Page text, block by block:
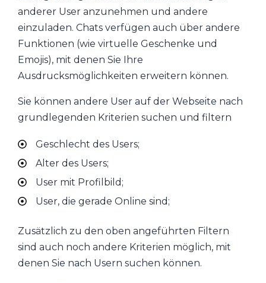
anderer User anzunehmen und andere
einzuladen. Chats verfügen auch über andere
Funktionen (wie virtuelle Geschenke und
Emojis), mit denen Sie Ihre
Ausdrucksmöglichkeiten erweitern können.
Sie können andere User auf der Webseite nach
grundlegenden Kriterien suchen und filtern
Geschlecht des Users;
Alter des Users;
User mit Profilbild;
User, die gerade Online sind;
Zusätzlich zu den oben angeführten Filtern
sind auch noch andere Kriterien möglich, mit
denen Sie nach Usern suchen können.